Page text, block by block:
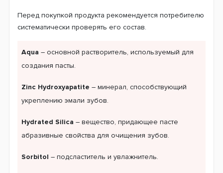
Перед покупкой продукта рекомендуется потребителю
систематически проверять его состав.
Aqua – основной растворитель, используемый для
создания пасты.
Zinc Hydroxyapatite – минерал, способствующий
укреплению эмали зубов.
Hydrated Silica – вещество, придающее пасте
абразивные свойства для очищения зубов.
Sorbitol – подсластитель и увлажнитель.